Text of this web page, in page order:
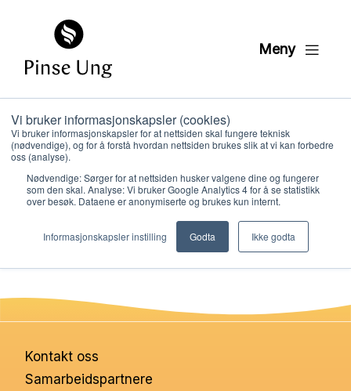
Vi bruker informasjonskapsler (cookies)
Vi bruker informasjonskapsler for at nettsiden skal fungere teknisk
(nødvendige), og for å forstå hvordan nettsiden brukes slik at vi kan forbedre
oss (analyse).
Nødvendige: Sørger for at nettsiden husker valgene dine og fungerer
som den skal. Analyse: Vi bruker Google Analytics 4 for å se statistikk
over besøk. Dataene er anonymiserte og brukes kun internt.
Informasjonskapsler instilling Godta Ikke godta
Meny
Førstehjelp 01
OPPDAGER semester 3
PER KRISTIAN LØVE
Kontakt oss
Samarbeidspartnere
Hva vi gjør
Ressurser
Nettbutikk